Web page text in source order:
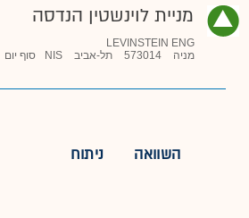
מניית לוינשטין הנדסה
LEVINSTEIN ENG
מניה
573014 תל-אביב NIS סוף יום
השוואה ניתוח